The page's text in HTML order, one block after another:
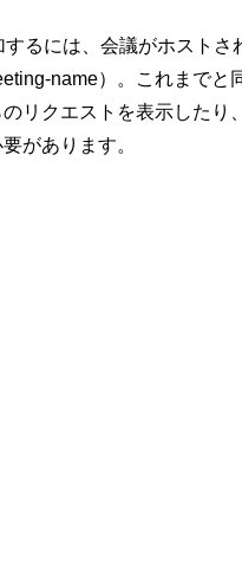
るには、会議がホストさ
name）。これまでと
リクエストを表示したり
があります。